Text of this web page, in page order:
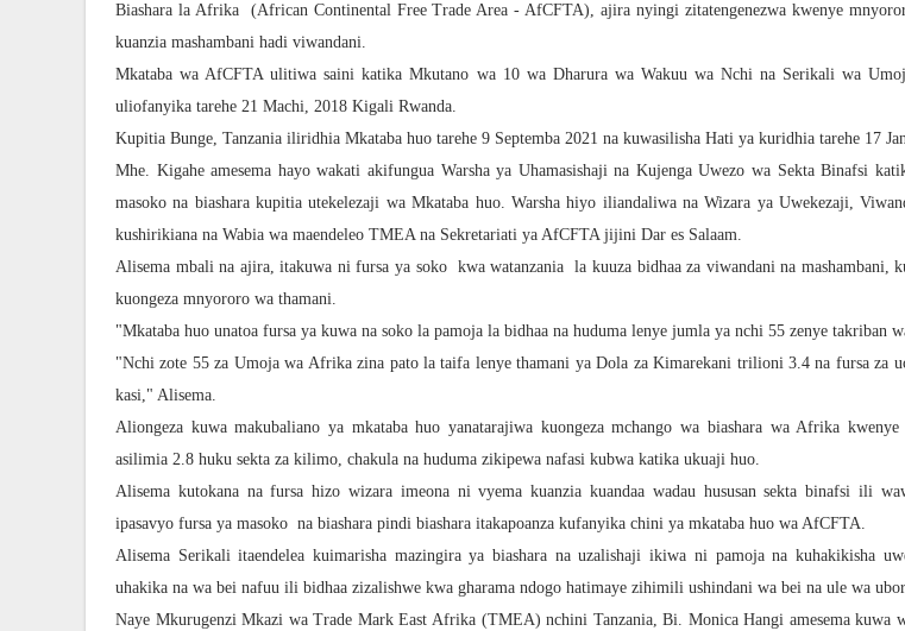
Biashara la Afrika (African Continental Free Trade Area - AfCFTA), ajira nyingi zitatengenezwa kwenye
kuanzia mashambani hadi viwandani.
Mkataba wa AfCFTA ulitiwa saini katika Mkutano wa 10 wa Dharura wa Wakuu wa Nchi na Serikali wa
uliofanyika tarehe 21 Machi, 2018 Kigali Rwanda.
Kupitia Bunge, Tanzania iliridhia Mkataba huo tarehe 9 Septemba 2021 na kuwasilisha Hati ya kuridhia tarehe 17
Mhe. Kigahe amesema hayo wakati akifungua Warsha ya Uhamasishaji na Kujenga Uwezo wa Sekta Binafsi
masoko na biashara kupitia utekelezaji wa Mkataba huo. Warsha hiyo iliandaliwa na Wizara ya Uwekezaji,
kushirikiana na Wabia wa maendeleo TMEA na Sekretariati ya AfCFTA jijini Dar es Salaam.
Alisema mbali na ajira, itakuwa ni fursa ya soko kwa watanzania la kuuza bidhaa za viwandani na mashambani,
kuongeza mnyororo wa thamani.
"Mkataba huo unatoa fursa ya kuwa na soko la pamoja la bidhaa na huduma lenye jumla ya nchi 55 zenye takriban
"Nchi zote 55 za Umoja wa Afrika zina pato la taifa lenye thamani ya Dola za Kimarekani trilioni 3.4 na fursa za
kasi," Alisema.
Aliongeza kuwa makubaliano ya mkataba huo yanatarajiwa kuongeza mchango wa biashara wa Afrika
asilimia 2.8 huku sekta za kilimo, chakula na huduma zikipewa nafasi kubwa katika ukuaji huo.
Alisema kutokana na fursa hizo wizara imeona ni vyema kuanzia kuandaa wadau hususan sekta binafsi ili
ipasavyo fursa ya masoko na biashara pindi biashara itakapoanza kufanyika chini ya mkataba huo wa AfCFTA.
Alisema Serikali itaendelea kuimarisha mazingira ya biashara na uzalishaji ikiwa ni pamoja na kuhakikisha
uhakika na wa bei nafuu ili bidhaa zizalishwe kwa gharama ndogo hatimaye zihimili ushindani wa bei na ule wa
Naye Mkurugenzi Mkazi wa Trade Mark East Afrika (TMEA) nchini Tanzania, Bi. Monica Hangi amesema kuwa